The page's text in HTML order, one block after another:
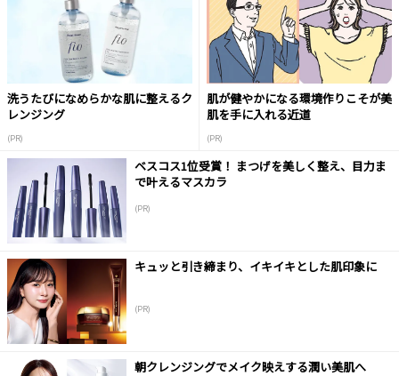
洗うたびになめらかな肌に整えるク
レンジング
(PR)
肌が健やかになる環境作りこそが美
肌を手に入れる近道
(PR)
ベスコス1位受賞！ まつげを美しく整え、目力ま
で叶えるマスカラ
(PR)
キュッと引き締まり、イキイキとした肌印象に
(PR)
朝クレンジングでメイク映えする潤い美肌へ